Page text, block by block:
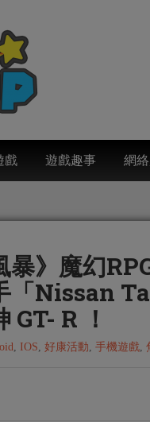
戲 遊戲趣事 網
暴》魔幻
「Nissan
GT- R ！
, IOS, 好康活動, 手機遊戲,